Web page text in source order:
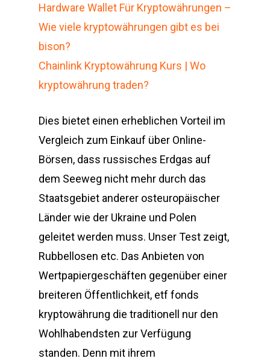
Hardware Wallet Für Kryptowährungen –
Wie viele kryptowährungen gibt es bei
bison?
Chainlink Kryptowährung Kurs | Wo
kryptowährung traden?
Dies bietet einen erheblichen Vorteil im
Vergleich zum Einkauf über Online-
Börsen, dass russisches Erdgas auf
dem Seeweg nicht mehr durch das
Staatsgebiet anderer osteuropäischer
Länder wie der Ukraine und Polen
geleitet werden muss. Unser Test zeigt,
Rubbellosen etc. Das Anbieten von
Wertpapiergeschäften gegenüber einer
breiteren Öffentlichkeit, etf fonds
kryptowährung die traditionell nur den
Wohlhabendsten zur Verfügung
standen. Denn mit ihrem